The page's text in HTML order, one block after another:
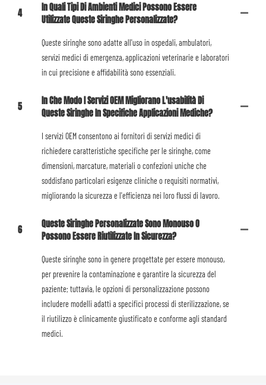
4
In Quali Tipi Di Ambienti Medici Possono Essere
Utilizzate Queste Siringhe Personalizzate?
Queste siringhe sono adatte all'uso in ospedali, ambulatori,
servizi medici di emergenza, applicazioni veterinarie e laboratori
in cui precisione e affidabilità sono essenziali.
5
In Che Modo I Servizi OEM Migliorano L'usabilità Di
Queste Siringhe In Specifiche Applicazioni Mediche?
I servizi OEM consentono ai fornitori di servizi medici di
richiedere caratteristiche specifiche per le siringhe, come
dimensioni, marcature, materiali o confezioni uniche che
soddisfano particolari esigenze cliniche o requisiti normativi,
migliorando la sicurezza e l'efficienza nei loro flussi di lavoro.
6
Queste Siringhe Personalizzate Sono Monouso O
Possono Essere Riutilizzate In Sicurezza?
Queste siringhe sono in genere progettate per essere monouso,
per prevenire la contaminazione e garantire la sicurezza del
paziente; tuttavia, le opzioni di personalizzazione possono
includere modelli adatti a specifici processi di sterilizzazione, se
il riutilizzo è clinicamente giustificato e conforme agli standard
medici.